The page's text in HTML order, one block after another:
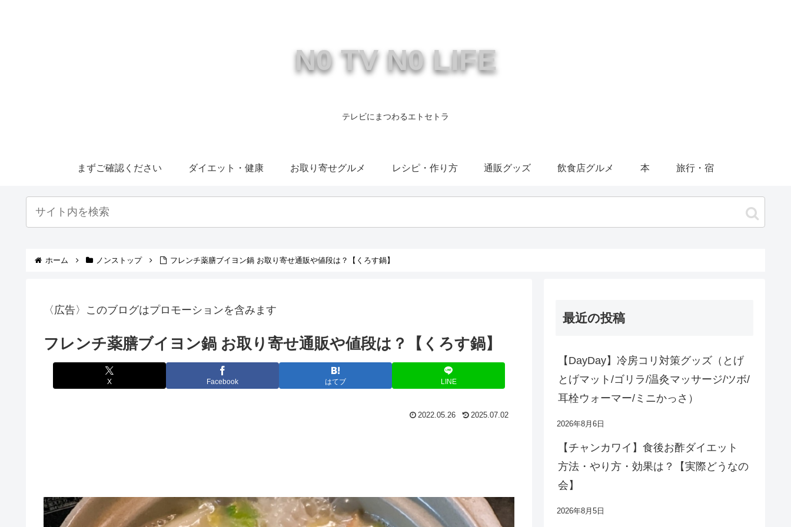
N0 TV N0 LIFE
テレビにまつわるエトセトラ
まずご確認ください ダイエット・健康 お取り寄せグルメ レシピ・作り方 通販グッズ 飲食店グルメ 本 旅行・宿
ホーム ノンストップ フレンチ薬膳ブイヨン鍋 お取り寄せ通販や値段は？【くろす鍋】
〈広告〉このブログはプロモーションを含みます
フレンチ薬膳ブイヨン鍋 お取り寄せ通販や値段は？【くろす鍋】
X Facebook はてブ LINE
2022.05.26 2025.07.02
最近の投稿
【DayDay】冷房コリ対策グッズ（とげ
とげマット/ゴリラ/温灸マッサージ/ツボ/
耳栓ウォーマー/ミニかっさ）
2026年8月6日
【チャンカワイ】食後お酢ダイエット
方法・やり方・効果は？【実際どうなの
会】
2026年8月5日